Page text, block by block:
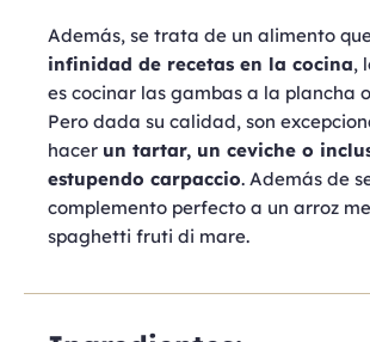
Además, se trata de un alimento
infinidad de recetas en la cocina,
es cocinar las gambas a la plancha
Pero dada su calidad, son
hacer un tartar, un ceviche o
estupendo carpaccio. Además de
complemento perfecto a un arroz
spaghetti fruti di mare.